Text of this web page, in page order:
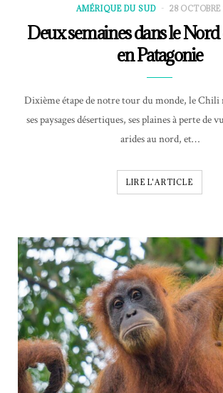
AMÉRIQUE DU SUD 28
Deux semaines dans le
en Patagonie
Dixième étape de notre tour du monde, le Chili
ses paysages désertiques, ses plaines à perte de
arides au nord, et…
LIRE L'ARTICLE